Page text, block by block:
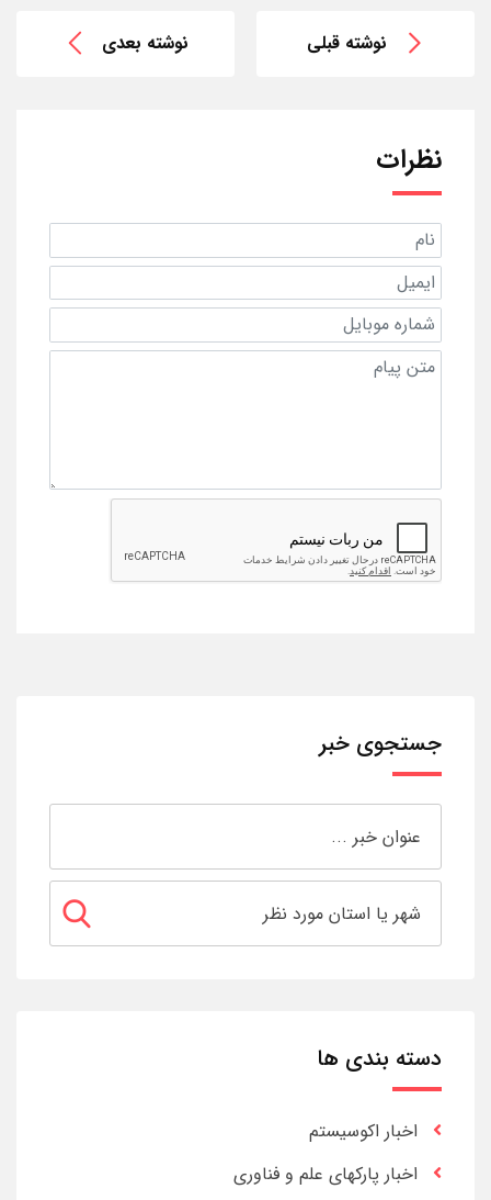
نوشته قبلی نوشته بعدی
نظرات
جستجوی خبر
دسته بندی ها
اخبار اکوسیستم
اخبار پارکهای علم و فناوری